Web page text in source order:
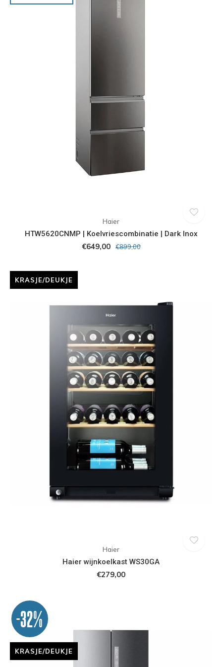
Haier
HTW5620CNMP | Koelvriescombinatie | Dark Inox
€649,00 €899,00
KRASJE/DEUKJE
Haier
Haier wijnkoelkast WS30GA
€279,00
-32%
KRASJE/DEUKJE